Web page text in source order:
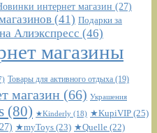
интернет магазин (27)
(41) Подарки за
Алиэкспресс (46)
магазины
Товары для активного отдыха (19)
магазин (66) Украшения
(80) ★Kinderly (18) ★KupiVIP (25)
★myToys (23) ★Quelle (22)